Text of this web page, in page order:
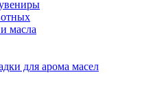
масла
для арома масел